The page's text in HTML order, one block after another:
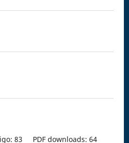
83 PDF downloads: 64